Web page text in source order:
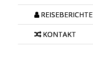
REISEBERICHTE
KONTAKT